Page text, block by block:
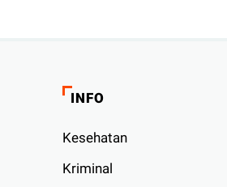
INFO
Kesehatan
Kriminal